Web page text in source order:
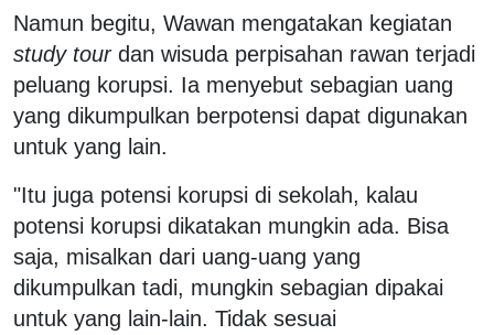
Namun begitu, Wawan mengatakan kegiatan
study tourdan wisuda perpisahan rawan terjadi
peluang korupsi. Ia menyebut sebagian uang
yang dikumpulkan berpotensi dapat digunakan
untuk yang lain.
"Itu juga potensi korupsi di sekolah, kalau
potensi korupsi dikatakan mungkin ada. Bisa
saja, misalkan dari uang-uang yang
dikumpulkan tadi, mungkin sebagian dipakai
untuk yang lain-lain. Tidak sesuai